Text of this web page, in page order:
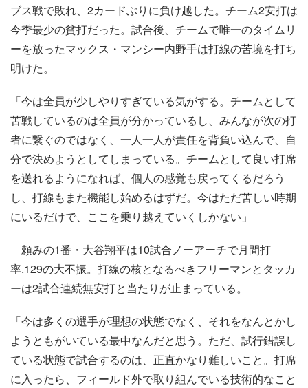
ブス戦で敗れ、2カードぶりに負け越した。チーム2安打は
今季最少の貧打だった。試合後、チームで唯一のタイムリ
ーを放ったマックス・マンシー内野手は打線の苦境を打ち
明けた。
「今は全員が少しやりすぎている気がする。チームとして
苦戦しているのは全員が分かっているし、みんなが次の打
者に繋ぐのではなく、一人一人が責任を背負い込んで、自
分で決めようとしてしまっている。チームとして良い打席
を送れるようになれば、個人の感覚も戻ってくるだろう
し、打線もまた機能し始めるはずだ。今はただ苦しい時期
にいるだけで、ここを乗り越えていくしかない」
頼みの1番・大谷翔平は10試合ノーアーチで月間打
率.129の大不振。打線の核となるべきフリーマンとタッカ
ーは2試合連続無安打と当たりが止まっている。
「今は多くの選手が理想の状態でなく、それをなんとかし
ようともがいている最中なんだと思う。ただ、試行錯誤し
ている状態で試合するのは、正直かなり難しいこと。打席
に入ったら、フィールド外で取り組んでいる技術的なこと